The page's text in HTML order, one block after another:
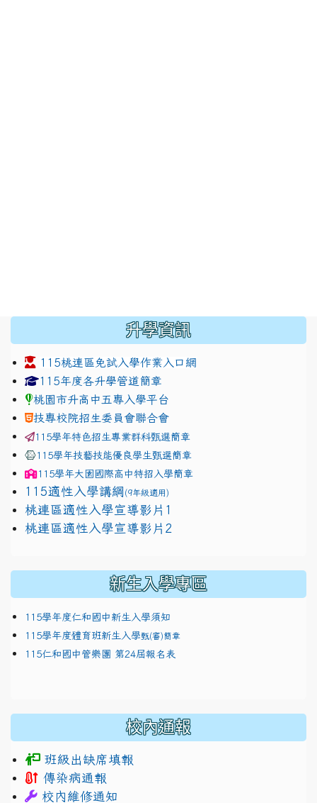
升學資訊
115桃連區免試入學作業入口網
link to https://www.jhjhs.tyc.edu.tw/modules/
115年度各升學管道簡章
桃園市升高中五專入學平台
技專校院招生委員會聯合會
115學年特色招生專業群科甄選簡章
115學年技藝技能優良學生甄選簡章
115學年大園國際高中特招入學簡章
115適性入學講綱 (9年級適用)
link to https://docs.google.com/presentation/d/
桃連區適性入學宣導影片1
link to https://docs.google.com/presentation/d/
桃連區適性入學宣導影片2
新生入學專區
115學年度仁和國中新生入學須知
115學年度體育班新生入學甄(審)簡章
115仁和國中管樂團 第24屆報名表
校內通報
班級出缺席填報
傳染病通報
校內維修通知